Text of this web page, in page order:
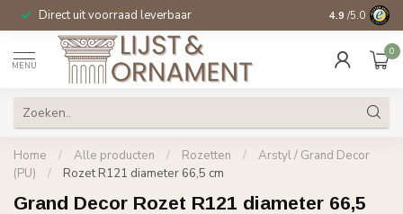
Direct uit voorraad leverbaar 14 dagen
4.9 /5.0
MENU
0
Home / Alle producten / Rozetten /
Arstyl / Grand Decor
(PU)
/ Rozet R121 diameter 66,5 cm
Grand Decor Rozet R121 diameter 66,5